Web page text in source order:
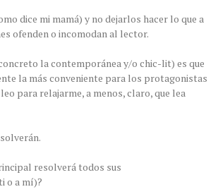
dice mi mamá) y no dejarlos hacer lo que a
ofenden o incomodan al lector.
la contemporánea y/o chic-lit) es que
la más conveniente para los protagonistas
para relajarme, a menos, claro, que lea
resolverá todos sus
o a mí)?